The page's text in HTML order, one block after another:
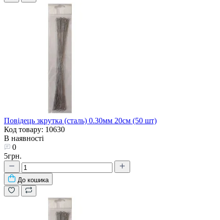
Повідець зкрутка (сталь) 0.30мм 20см (50 шт)
Код товару: 10630
В наявності
0
5грн.
До кошика